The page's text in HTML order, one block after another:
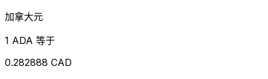
加拿大元
1 ADA 等于
0.282888 CAD